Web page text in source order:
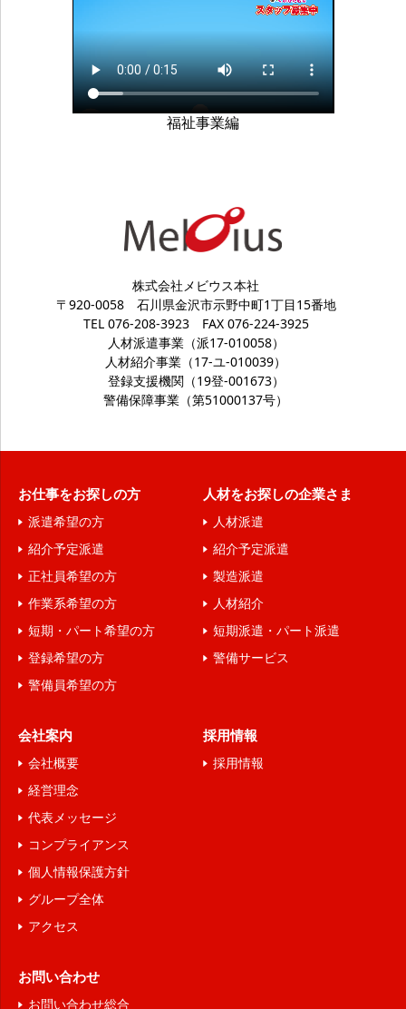
福祉事業編
株式会社メビウス本社
〒920-0058 石川県金沢市示野中町1丁目15番地
TEL 076-208-3923FAX 076-224-3925
人材派遣事業（派17-010058）
人材紹介事業（17-ユ-010039）
登録支援機関（19登-001673）
警備保障事業（第51000137号）
お仕事をお探しの方
派遣希望の方
紹介予定派遣
正社員希望の方
作業系希望の方
短期・パート希望の方
登録希望の方
警備員希望の方
人材をお探しの企業さま
人材派遣
紹介予定派遣
製造派遣
人材紹介
短期派遣・パート派遣
警備サービス
会社案内
会社概要
経営理念
代表メッセージ
コンプライアンス
個人情報保護方針
グループ全体
アクセス
採用情報
採用情報
お問い合わせ
お問い合わせ総合